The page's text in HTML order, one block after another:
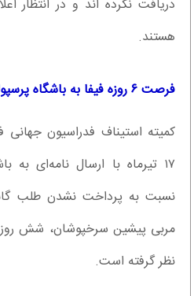
دریافت نکرده اند و در انتظار
هستند.
فرصت ۶ روزه فیفا به باشگاه پرسپولیس
کمیته استیناف فدراسیون جهانی
۱۷ تیرماه با ارسال نامه‌ای به
نسبت به پرداخت نشدن طلب
مربی پیشین سرخپوشان، شش روز
نظر گرفته است.